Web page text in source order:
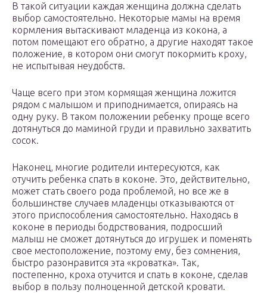
В такой ситуации каждая женщина должна сделать
выбор самостоятельно. Некоторые мамы на время
кормления вытаскивают младенца из кокона, а
потом помещают его обратно, а другие находят такое
положение, в котором они смогут покормить кроху,
не испытывая неудобств.
Чаще всего при этом кормящая женщина ложится
рядом с малышом и приподнимается, опираясь на
одну руку. В таком положении ребенку проще всего
дотянуться до маминой груди и правильно захватить
сосок.
Наконец, многие родители интересуются, как
отучить ребенка спать в коконе. Это, действительно,
может стать своего рода проблемой, но все же в
большинстве случаев младенцы отказываются от
этого приспособления самостоятельно. Находясь в
коконе в периоды бодрствования, подросший
малыш не сможет дотянуться до игрушек и поменять
свое местоположение, поэтому ему, без сомнения,
быстро разонравится эта «кроватка». Так,
постепенно, кроха отучится и спать в коконе, сделав
выбор в пользу полноценной детской кровати.